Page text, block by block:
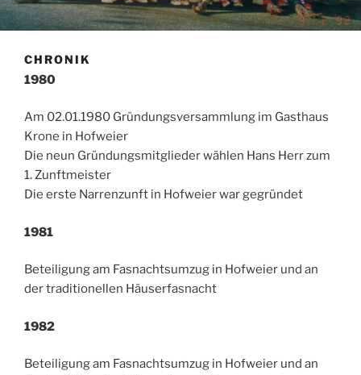
CHRONIK
1980
Am 02.01.1980 Gründungsversammlung im Gasthaus
Krone in Hofweier
Die neun Gründungsmitglieder wählen Hans Herr zum
1. Zunftmeister
Die erste Narrenzunft in Hofweier war gegründet
1981
Beteiligung am Fasnachtsumzug in Hofweier und an
der traditionellen Häuserfasnacht
1982
Beteiligung am Fasnachtsumzug in Hofweier und an